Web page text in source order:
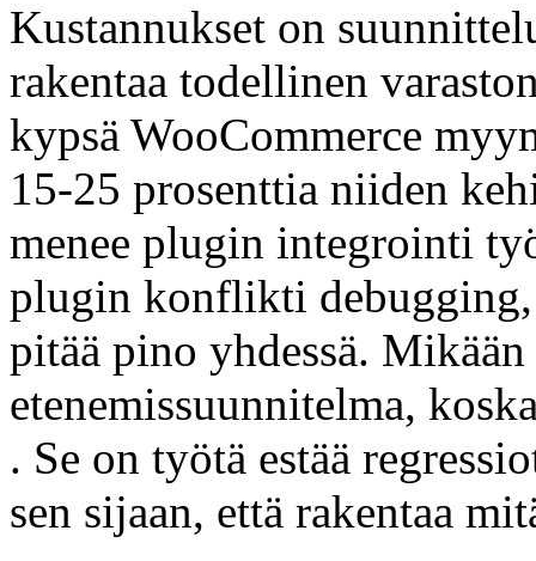
Kustannukset on
rakentaa todellinen
kypsä WooCommerce
15-25 prosenttia niiden
menee plugin integrointi
plugin konflikti
pitää pino yhdessä.
etenemissuunnitelma,
. Se on työtä estää
sen sijaan, että rakentaa